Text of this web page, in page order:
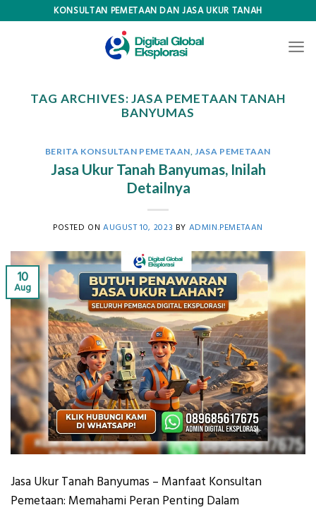
KONSULTAN PEMETAAN DAN JASA UKUR TANAH
TAG ARCHIVES:JASA PEMETAAN TANAH
BANYUMAS
BERITA KONSULTAN PEMETAAN JASA PEMETAAN
Jasa Ukur Tanah Banyumas, Inilah
Detailnya
POSTED ONAUGUST 10, 2023 BY ADMIN.PEMETAAN
10
Aug
Jasa Ukur Tanah Banyumas – Manfaat Konsultan
Pemetaan: Memahami Peran Penting Dalam